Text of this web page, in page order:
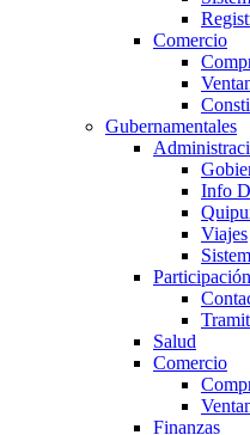
Comercio
Gubernamentales
Info
Viajes
Participación
Salud
Comercio
Finanzas